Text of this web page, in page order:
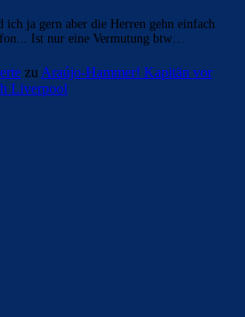
ich ja gern aber die Herren gehn einfach
Ist nur eine Vermutung btw…
zuAraújo-Hammer! Kapitän vor
Liverpool